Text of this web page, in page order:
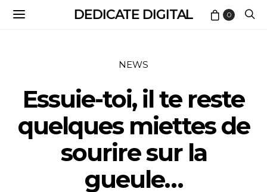
DEDICATE DIGITAL 0
NEWS
Essuie-toi, il te reste
quelques miettes de
sourire sur la
gueule…